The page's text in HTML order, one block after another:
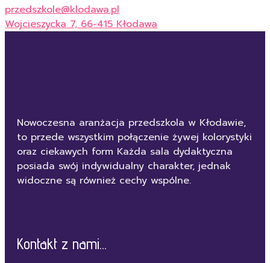
przedszkole@klodawa.pl
Wojcieszycka 7, 66-415 Kłodawa
Nowoczesna aranżacja przedszkola w Kłodawie,
to przede wszystkim połączenie żywej kolorystyki
oraz ciekawych form Każda sala dydaktyczna
posiada swój indywidualny charakter, jednak
widoczne są również cechy wspólne.
Kontakt z nami...